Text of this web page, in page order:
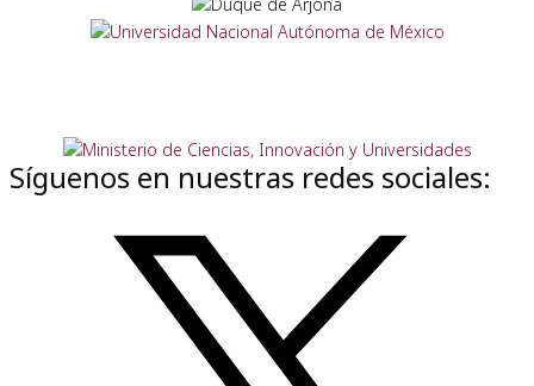
Síguenos en nuestras redes sociales: